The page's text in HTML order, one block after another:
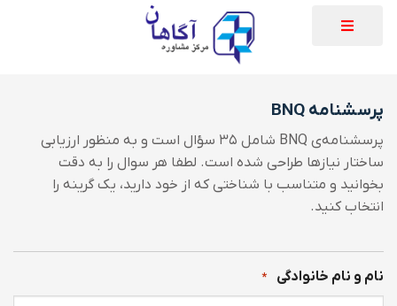
پرسشنامه BNQ
پرسشنامه‌ی BNQ شامل ۳۵ سؤال است و به منظور ارزیابی
ساختار نیازها طراحی شده است. لطفا هر سوال را به دقت
بخوانید و متناسب با شناختی که از خود دارید، یک گرینه را
انتخاب کنید.
نام و نام خانوادگی *